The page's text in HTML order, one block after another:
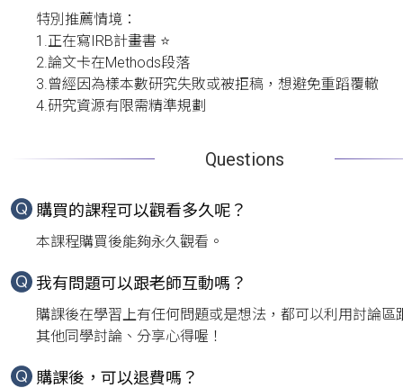
特別推薦情境：
1.正在寫IRB計畫書 ⭐
2.論文卡在Methods段落
3.曾經因為樣本數研究失敗或被拒稿，想避免重蹈覆轍
4.研究資源有限需精準規劃
Questions
購買的課程可以觀看多久呢？
本課程購買後能夠永久觀看。
我有問題可以跟老師互動嗎？
購課後在學習上有任何問題或是想法，都可以利用討論區
其他同學討論、分享心得喔！
購課後，可以退費嗎？